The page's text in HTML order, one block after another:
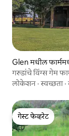
Glen मधील
गरुडांचे विंग्स गेम
लोकेशन ·स्वच्छता ·
गेस्ट फेव्हरेट
गेस्ट फेव्हरेट